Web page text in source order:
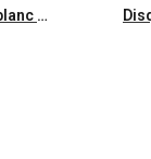
Disque abrasif premium blanc Ø330mm